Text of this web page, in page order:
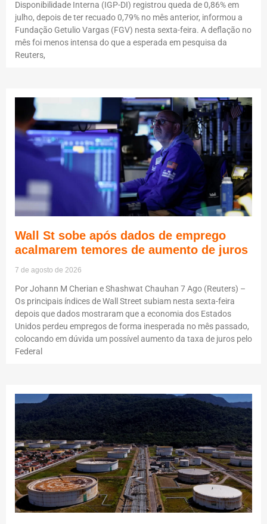
Disponibilidade Interna (IGP-DI) registrou queda de 0,86% em
julho, depois de ter recuado 0,79% no mês anterior, informou a
Fundação Getulio Vargas (FGV) nesta sexta-feira. A deflação no
mês foi menos intensa do que a esperada em pesquisa da
Reuters,
Wall St sobe após dados de emprego
acalmarem temores de aumento de juros
7 de agosto de 2026
Por Johann M Cherian e Shashwat Chauhan 7 Ago (Reuters) –
Os principais índices de Wall Street subiam nesta sexta-feira
depois que dados mostraram que a economia dos Estados
Unidos perdeu empregos de forma inesperada no mês passado,
colocando em dúvida um possível aumento da taxa de juros pelo
Federal